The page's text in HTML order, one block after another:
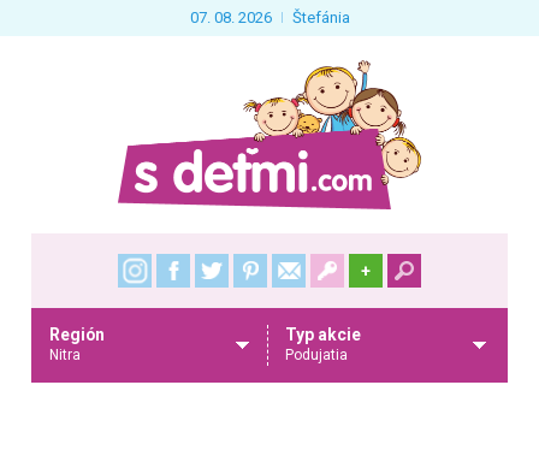
07. 08. 2026 Štefánia
+
Región
Nitra
Typ akcie
Podujatia